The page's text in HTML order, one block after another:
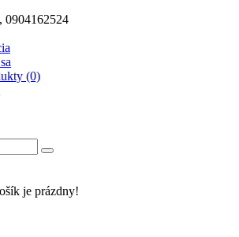
0904162524
(0)
je prázdny!